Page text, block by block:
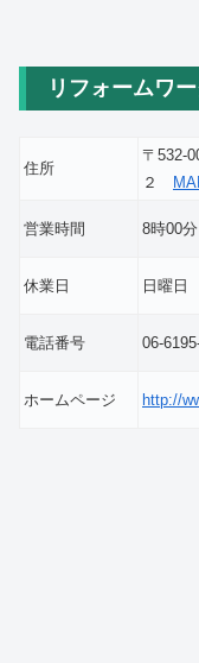
リフォームワ
住所
〒532-
２
営業時間 8時00
休業日 日曜日
電話番号 06-
ホームページ http://